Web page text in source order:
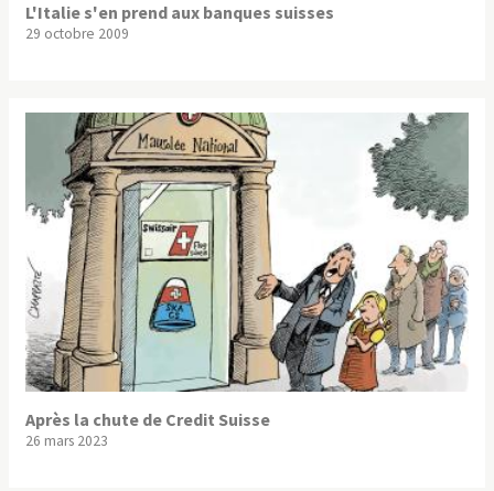
L'Italie s'en prend aux banques suisses
29 octobre 2009
Après la chute de Credit Suisse
26 mars 2023